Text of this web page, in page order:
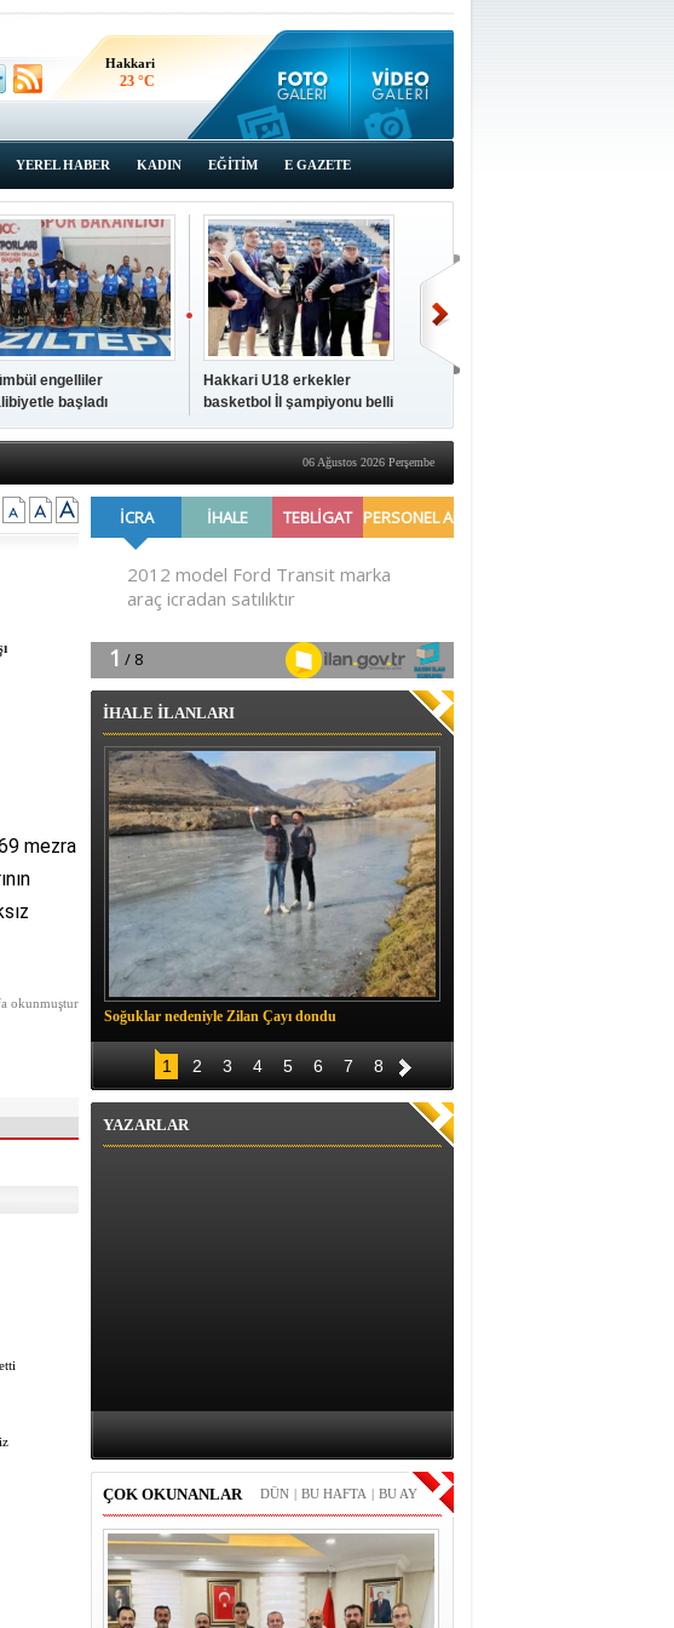
Hakkari
23 °C
YEREL HABER KADIN EĞİTİM E GAZETE
engelliler
başladı
Hakkari U18 erkekler
basketbol İl şampiyonu belli
oldu
Toplantısı yapıldı
06 Ağustos 2026 Perşembe
mezra
okunmuştur
İHALE İLANLARI
Soğuklar nedeniyle Zilan Çayı dondu
1 2 3 4 5 6 7 8
YAZARLAR
ÇOK OKUNANLAR BU AY
|
BU HAFTA
|
DÜN